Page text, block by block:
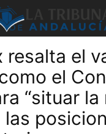
resalta el
el
“situar la
las